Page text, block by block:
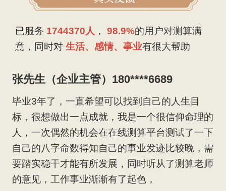
已服务 1744370人 ， 98.9%的用户对测算满
意，同时对 生活、感情、事业有很大帮助
张先生（企业主管）180****6689
毕业3年了，一直希望可以找到自己的人生目
标，很想做出一点成就，我是一个很信仰命理的
人，一次偶然的机会在在线测算平台测试了一下
自己的八字命数得知自己的事业发迹比较晚，需
要踏实稳干才能有所发展，同时听从了测算老师
的意见，工作事业渐渐有了起色，